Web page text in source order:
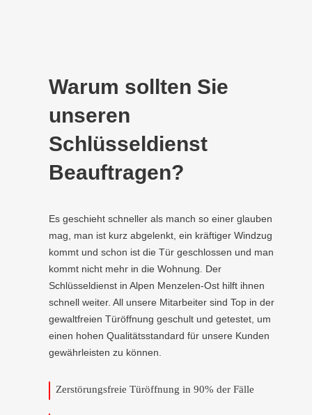
Warum sollten Sie
unseren
Schlüsseldienst
Beauftragen?
Es geschieht schneller als manch so einer glauben
mag, man ist kurz abgelenkt, ein kräftiger Windzug
kommt und schon ist die Tür geschlossen und man
kommt nicht mehr in die Wohnung. Der
Schlüsseldienst in Alpen Menzelen-Ost hilft ihnen
schnell weiter. All unsere Mitarbeiter sind Top in der
gewaltfreien Türöffnung geschult und getestet, um
einen hohen Qualitätsstandard für unsere Kunden
gewährleisten zu können.
Zerstörungsfreie Türöffnung in 90% der Fälle